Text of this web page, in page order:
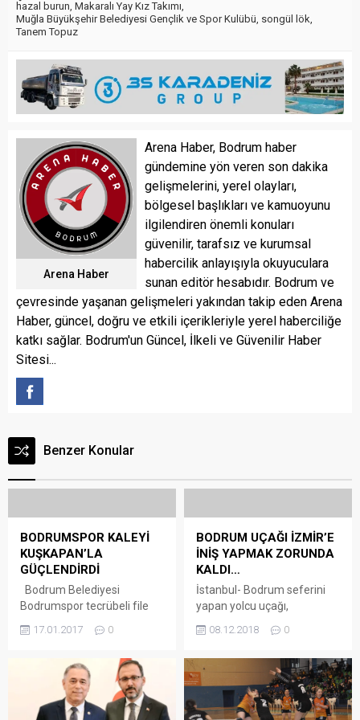
hazal burun, Makaralı Yay Kız Takımı,
Muğla Büyükşehir Belediyesi Gençlik ve Spor Kulübü, songül lök,
Tanem Topuz
Arena Haber
Arena Haber, Bodrum haber
gündemine yön veren son dakika
gelişmelerini, yerel olayları,
bölgesel başlıkları ve kamuoyunu
ilgilendiren önemli konuları
güvenilir, tarafsız ve kurumsal
habercilik anlayışıyla okuyuculara
sunan editör hesabıdır. Bodrum ve
çevresinde yaşanan gelişmeleri yakından takip eden Arena
Haber, güncel, doğru ve etkili içerikleriyle yerel haberciliğe
katkı sağlar. Bodrum'un Güncel, İlkeli ve Güvenilir Haber
Sitesi...
Benzer Konular
BODRUMSPOR KALEYİ
KUŞKAPAN’LA
GÜÇLENDİRDİ
Bodrum Belediyesi
Bodrumspor tecrübeli file
sözleşme imzaladı. Son
forması giyen 1988
doğumlu kaleci Erhan
Kuşkapan, profesyonel
17.01.2017 0
BODRUM UÇAĞI İZMİR’E
İNİŞ YAPMAK ZORUNDA
KALDI…
İstanbul- Bodrum seferini
yapan yolcu uçağı,
ışıklandırmasındaki arıza
havalimanına iniş
gerçekleştirdi. Yetkililerden
alınan bilgiye göre,
08.12.2018 0